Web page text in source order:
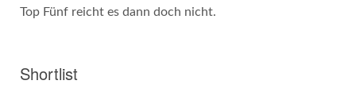
Top Fünf reicht es dann doch nicht.
Shortlist